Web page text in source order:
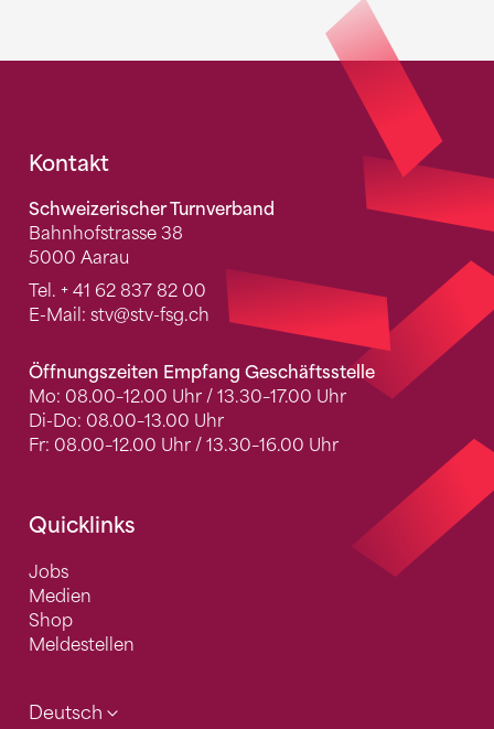
Fusszeile
Kontakt
Schweizerischer Turnverband
Bahnhofstrasse 38
5000 Aarau
Tel. + 41 62 837 82 00
E-Mail: stv@stv-fsg.ch
Öffnungszeiten Empfang Geschäftsstelle
Mo: 08.00–12.00 Uhr / 13.30–17.00 Uhr
Di-Do: 08.00–13.00 Uhr
Fr: 08.00–12.00 Uhr / 13.30–16.00 Uhr
Quicklinks
Jobs
Medien
Shop
Meldestellen
Deutsch